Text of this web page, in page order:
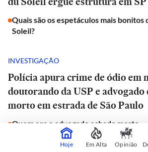
Quais são os espetáculos mais bonitos
Soleil?
INVESTIGAÇÃO
Polícia apura crime de ódio em
doutorando da USP e
morto em estrada de São Paulo
Quem era o advogado achado morto
Hoje Em Alta Opinião